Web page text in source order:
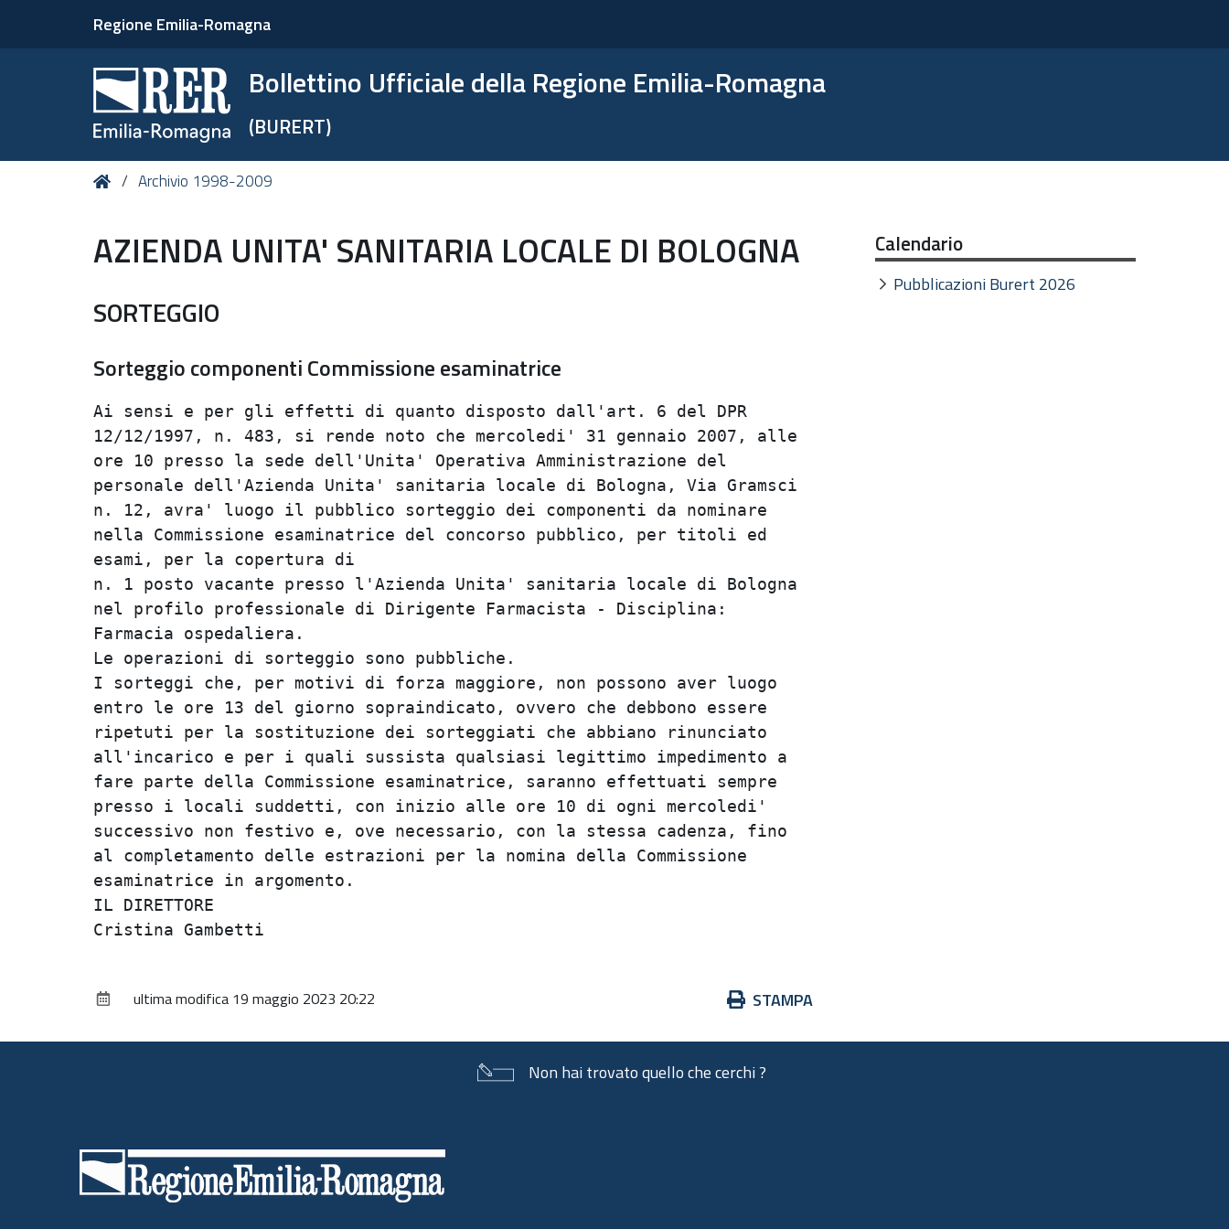
Regione Emilia-Romagna
Bollettino Ufficiale della Regione Emilia-Romagna
(BURERT)
Tu HomeArchivio 1998-2009
AZIENDA UNITA' SANITARIA LOCALE DI BOLOGNA
SORTEGGIO
Sorteggio componenti Commissione esaminatrice
Ai sensi e per gli effetti di quanto disposto dall'art. 6 del DPR
12/12/1997, n. 483, si rende noto che mercoledi' 31 gennaio 2007, alle
ore 10 presso la sede dell'Unita' Operativa Amministrazione del
personale dell'Azienda Unita' sanitaria locale di Bologna, Via Gramsci
n. 12, avra' luogo il pubblico sorteggio dei componenti da nominare
nella Commissione esaminatrice del concorso pubblico, per titoli ed
esami, per la copertura di
n. 1 posto vacante presso l'Azienda Unita' sanitaria locale di Bologna
nel profilo professionale di Dirigente Farmacista - Disciplina:
Farmacia ospedaliera.
Le operazioni di sorteggio sono pubbliche.
I sorteggi che, per motivi di forza maggiore, non possono aver luogo
entro le ore 13 del giorno sopraindicato, ovvero che debbono essere
ripetuti per la sostituzione dei sorteggiati che abbiano rinunciato
all'incarico e per i quali sussista qualsiasi legittimo impedimento a
fare parte della Commissione esaminatrice, saranno effettuati sempre
presso i locali suddetti, con inizio alle ore 10 di ogni mercoledi'
successivo non festivo e, ove necessario, con la stessa cadenza, fino
al completamento delle estrazioni per la nomina della Commissione
esaminatrice in argomento.
IL DIRETTORE
Azioni
documento
STAMPA
ultima modifica 19 maggio 2023 20:22
Calendario
Pubblicazioni Burert 2026
Non hai trovato quello che cerchi ?